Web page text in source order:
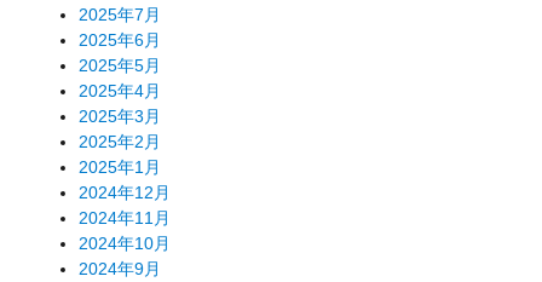
2025年7月
2025年6月
2025年5月
2025年4月
2025年3月
2025年2月
2025年1月
2024年12月
2024年11月
2024年10月
2024年9月